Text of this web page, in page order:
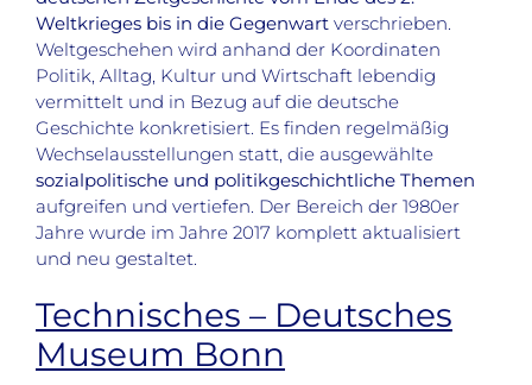
Weltkrieges bis in die Gegenwart verschrieben.
Weltgeschehen wird anhand der Koordinaten
Politik, Alltag, Kultur und Wirtschaft lebendig
vermittelt und in Bezug auf die deutsche
Geschichte konkretisiert. Es finden regelmäßig
Wechselausstellungen statt, die ausgewählte
sozialpolitische und politikgeschichtliche Themen
aufgreifen und vertiefen. Der Bereich der 1980er
Jahre wurde im Jahre 2017 komplett aktualisiert
und neu gestaltet.
Technisches – Deutsches
Museum Bonn